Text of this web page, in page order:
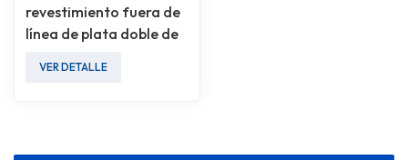
revestimiento fuera de
línea de plata doble de
VER DETALLE